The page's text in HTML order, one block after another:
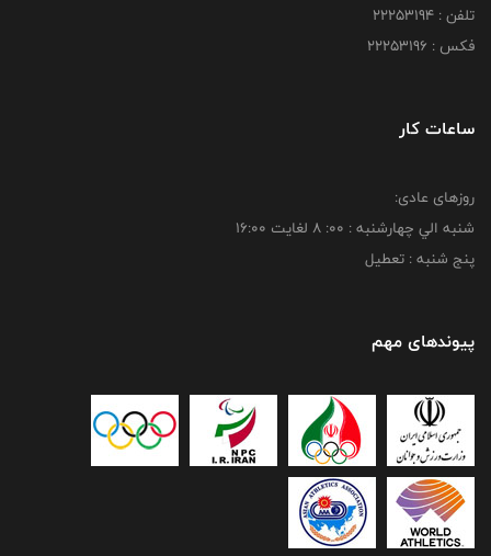
تلفن : 22253194
فکس : 22253196
ساعات کار
روزهای عادی:
شنبه الي چهارشنبه : 00: 8 لغايت 16:00
پنج شنبه : تعطیل
پیوندهای مهم